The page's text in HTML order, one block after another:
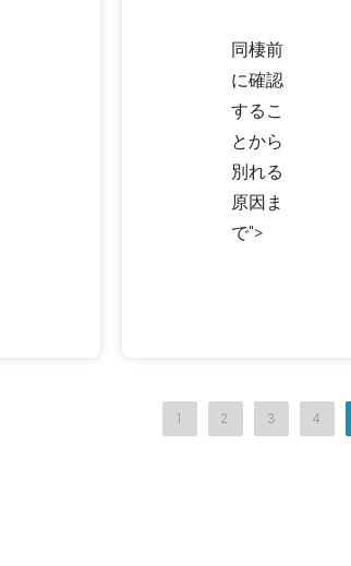
同棲前
に確認
するこ
とから
別れる
原因ま
で">
1 2 3 4